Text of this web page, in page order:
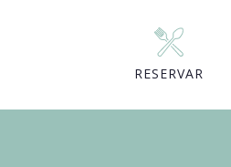
RESERVAR